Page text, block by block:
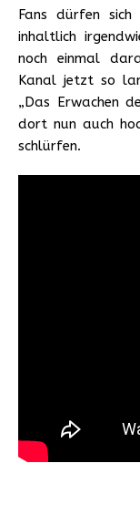
Fans dürfen
inhaltlich
noch einmal
Kanal jetzt so
„Das Erwachen
dort nun auch
schlürfen.